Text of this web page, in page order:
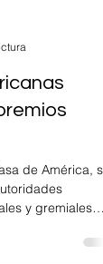
de América, se